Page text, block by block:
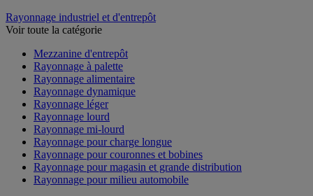
Rayonnage industriel et d'entrepôt
Voir toute la catégorie
Mezzanine d'entrepôt
Rayonnage à palette
Rayonnage alimentaire
Rayonnage dynamique
Rayonnage léger
Rayonnage lourd
Rayonnage mi-lourd
Rayonnage pour charge longue
Rayonnage pour couronnes et bobines
Rayonnage pour magasin et grande distribution
Rayonnage pour milieu automobile